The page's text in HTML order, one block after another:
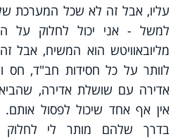
עליו, אבל זה לא שכל המערכת
למשל - אני יכול לחלוק על
מליובאוויטש הוא המשיח, אבל
לוותר על כל חסידות חב"ד, חס
אדירה עם שושלת אדירה,
אין אף אחד שיכול לפסול אותם.
בדרך שלהם מותר לי לחלוק